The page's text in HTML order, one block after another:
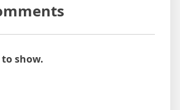
show.